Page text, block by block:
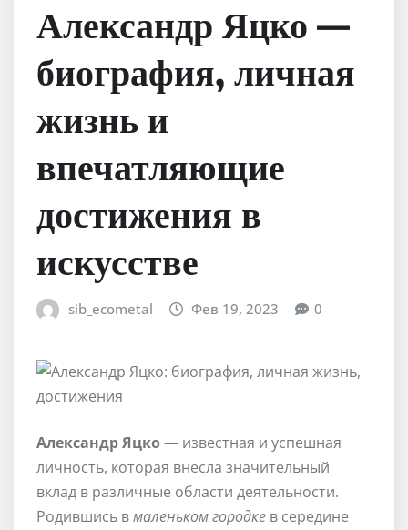
Александр Яцко —
биография, личная
жизнь и
впечатляющие
достижения в
искусстве
sib_ecometal Фев 19, 2023 0
Александр Яцко — известная и успешная
личность, которая внесла значительный
вклад в различные области деятельности.
Родившись вмаленьком городке в середине